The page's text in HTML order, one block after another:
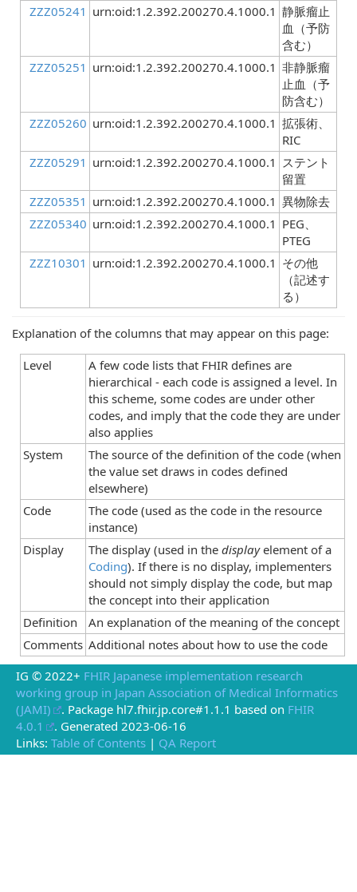
ZZZ05241 urn:oid:1.2.392.200270.4.1000.1 静脈瘤止
血（予防
含む）
ZZZ05251 urn:oid:1.2.392.200270.4.1000.1 非静脈瘤
止血（予
防含む）
ZZZ05260 urn:oid:1.2.392.200270.4.1000.1 拡張術、
RIC
ZZZ05291 urn:oid:1.2.392.200270.4.1000.1 ステント
留置
ZZZ05351 urn:oid:1.2.392.200270.4.1000.1 異物除去
ZZZ05340 urn:oid:1.2.392.200270.4.1000.1 PEG、
PTEG
ZZZ10301 urn:oid:1.2.392.200270.4.1000.1 その他
（記述す
る）
Explanation of the columns that may appear on this page:
Level
A few code lists that FHIR defines are
hierarchical - each code is assigned a level. In
this scheme, some codes are under other
codes, and imply that the code they are under
also applies
System
The source of the definition of the code (when
the value set draws in codes defined
elsewhere)
Code
The code (used as the code in the resource
instance)
Display
The display (used in the displayelement of a
Coding). If there is no display, implementers
should not simply display the code, but map
the concept into their application
Definition
An explanation of the meaning of the concept
Comments Additional notes about how to use the code
IG © 2022+ FHIR Japanese implementation research
working group in Japan Association of Medical Informatics
(JAMI)
. Package hl7.fhir.jp.core#1.1.1 based on FHIR
4.0.1
. Generated 2023-06-16
Links: Table of Contents | QA Report